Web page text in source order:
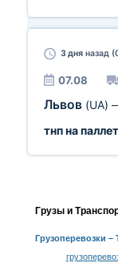
3 дня назад
07.08
Львов (UA)
тнп на
Грузы и
Грузоперевозки –